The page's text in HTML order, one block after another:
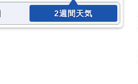
2週間天気